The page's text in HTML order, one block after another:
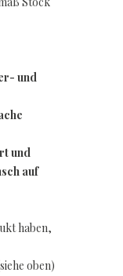
und
und
auf
haben,
oben)